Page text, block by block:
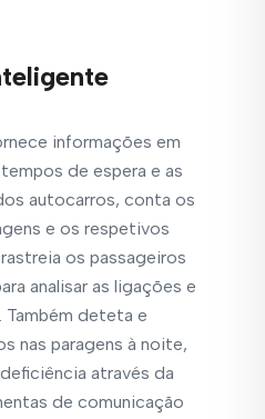
informações em
de espera e as
autocarros, conta os
e os respetivos
os passageiros
analisar as ligações e
deteta e
nas paragens à noite,
através da
de comunicação